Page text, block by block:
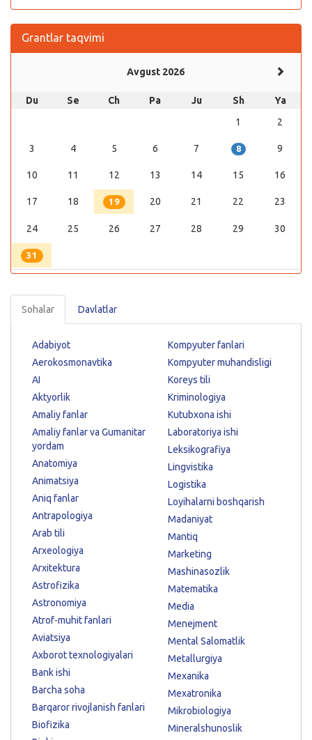
Grantlar taqvimi
Avgust 2026
Du Se Ch Pa Ju Sh
Ya
1
2
3 4 5 6 7 8 9
10 11 12 13 14 15 16
17 18 19 20 21 22 23
24 25 26 27 28 29 30
31
Sohalar Davlatlar
Adabiyot
Aerokosmonavtika
AI
Aktyorlik
Amaliy fanlar
Amaliy fanlar va Gumanitar
yordam
Anatomiya
Animatsiya
Aniq fanlar
Antrapologiya
Arab tili
Arxeologiya
Arxitektura
Astrofizika
Astronomiya
Atrof-muhit fanlari
Aviatsiya
Axborot texnologiyalari
Bank ishi
Barcha soha
Barqaror rivojlanish fanlari
Biofizika
Kompyuter fanlari
Kompyuter muhandisligi
Koreys tili
Kriminologiya
Kutubxona ishi
Laboratoriya ishi
Leksikografiya
Lingvistika
Logistika
Loyihalarni boshqarish
Madaniyat
Mantiq
Marketing
Mashinasozlik
Matematika
Media
Menejment
Mental Salomatlik
Metallurgiya
Mexanika
Mexatronika
Mikrobiologiya
Mineralshunoslik